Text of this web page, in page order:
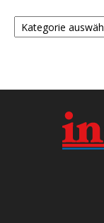
UNSERE
KATEGORIEN